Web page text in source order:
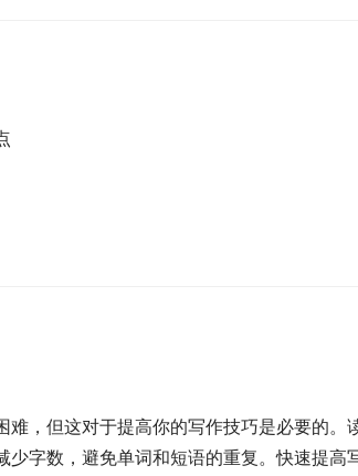
，但这对于提高你的写作技巧是必要的。
字数，避免单词和短语的重复。快速提高